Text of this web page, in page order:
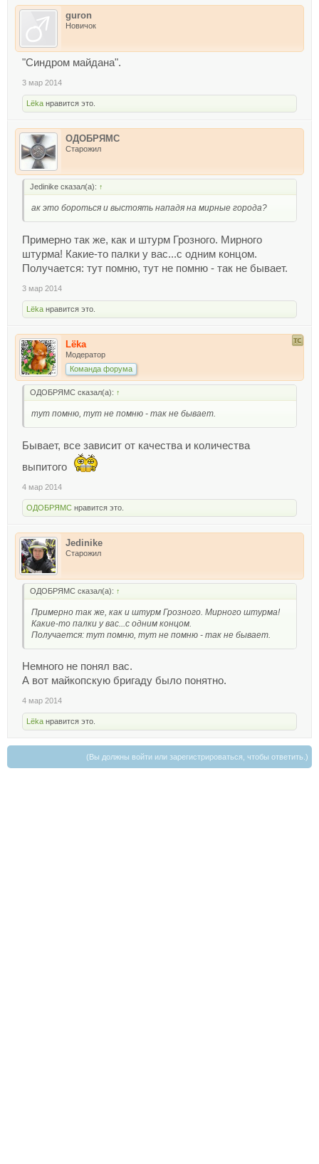
guron
Новичок
"Синдром майдана".
3 мар 2014
Lёka нравится это.
ОДОБРЯМС
Старожил
Jedinike сказал(а): ↑
ак это бороться и выстоять нападя на мирные города?
Примерно так же, как и штурм Грозного. Мирного
штурма! Какие-то палки у вас...с одним концом.
Получается: тут помню, тут не помню - так не бывает.
3 мар 2014
Lёka нравится это.
Lёka
Модератор
Команда форума
ОДОБРЯМС сказал(а): ↑
тут помню, тут не помню - так не бывает.
Бывает, все зависит от качества и количества
выпитого
4 мар 2014
ОДОБРЯМС нравится это.
Jedinike
Старожил
ОДОБРЯМС сказал(а): ↑
Примерно так же, как и штурм Грозного. Мирного штурма!
Какие-то палки у вас...с одним концом.
Получается: тут помню, тут не помню - так не бывает.
Немного не понял вас.
А вот майкопскую бригаду было понятно.
4 мар 2014
Lёka нравится это.
(Вы должны войти или зарегистрироваться, чтобы ответить.)